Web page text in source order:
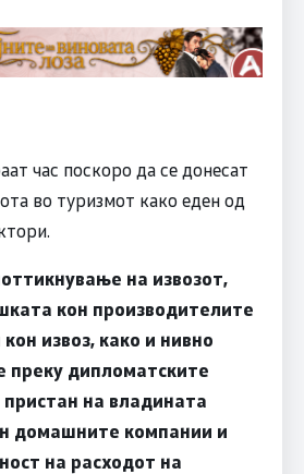
час поскоро да се донесат
во туризмот како еден од
на извозот,
кон производителите
извоз, како и нивно
преку дипломатските
на владината
домашните компании и
на расходот на